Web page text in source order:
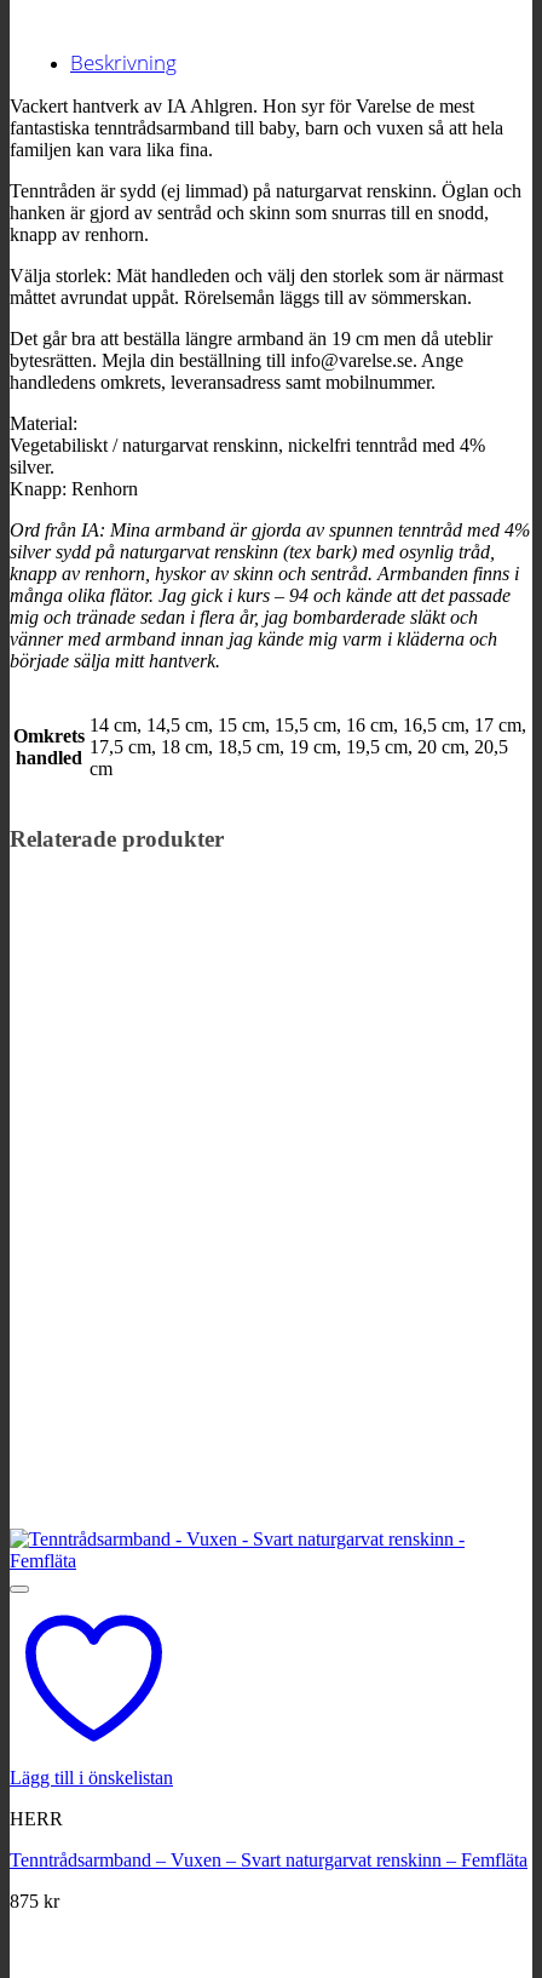
Beskrivning
Vackert hantverk av IA Ahlgren. Hon syr för Varelse de mest
fantastiska tenntrådsarmband till baby, barn och vuxen så att hela
familjen kan vara lika fina.
Tenntråden är sydd (ej limmad) på naturgarvat renskinn. Öglan och
hanken är gjord av sentråd och skinn som snurras till en snodd,
knapp av renhorn.
Välja storlek: Mät handleden och välj den storlek som är närmast
måttet avrundat uppåt. Rörelsemån läggs till av sömmerskan.
Det går bra att beställa längre armband än 19 cm men då uteblir
bytesrätten. Mejla din beställning till info@varelse.se. Ange
handledens omkrets, leveransadress samt mobilnummer.
Material:
Vegetabiliskt / naturgarvat renskinn, nickelfri tenntråd med 4%
silver.
Knapp: Renhorn
Ord från IA: Mina armband är gjorda av spunnen tenntråd med 4%
silver sydd på naturgarvat renskinn (tex bark) med osynlig tråd,
knapp av renhorn, hyskor av skinn och sentråd. Armbanden finns i
många olika flätor. Jag gick i kurs – 94 och kände att det passade
mig och tränade sedan i flera år, jag bombarderade släkt och
vänner med armband innan jag kände mig varm i kläderna och
började sälja mitt hantverk.
Omkrets
handled
14 cm, 14,5 cm, 15 cm, 15,5 cm, 16 cm, 16,5 cm, 17 cm,
17,5 cm, 18 cm, 18,5 cm, 19 cm, 19,5 cm, 20 cm, 20,5
cm
Relaterade produkter
Lägg till i önskelistan
HERR
Tenntrådsarmband – Vuxen – Svart naturgarvat renskinn – Femfläta
875 kr